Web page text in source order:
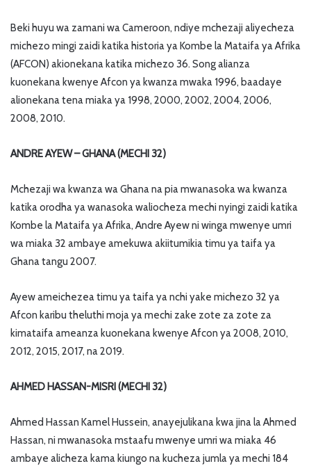
Beki huyu wa zamani wa Cameroon, ndiye mchezaji aliyecheza
michezo mingi zaidi katika historia ya Kombe la Mataifa ya Afrika
(AFCON) akionekana katika michezo 36. Song alianza
kuonekana kwenye Afcon ya kwanza mwaka 1996, baadaye
alionekana tena miaka ya 1998, 2000, 2002, 2004, 2006,
2008, 2010.
ANDRE AYEW – GHANA (MECHI 32)
Mchezaji wa kwanza wa Ghana na pia mwanasoka wa kwanza
katika orodha ya wanasoka waliocheza mechi nyingi zaidi katika
Kombe la Mataifa ya Afrika, Andre Ayew ni winga mwenye umri
wa miaka 32 ambaye amekuwa akiitumikia timu ya taifa ya
Ghana tangu 2007.
Ayew ameichezea timu ya taifa ya nchi yake michezo 32 ya
Afcon karibu theluthi moja ya mechi zake zote za zote za
kimataifa ameanza kuonekana kwenye Afcon ya 2008, 2010,
2012, 2015, 2017, na 2019.
AHMED HASSAN-MISRI (MECHI 32)
Ahmed Hassan Kamel Hussein, anayejulikana kwa jina la Ahmed
Hassan, ni mwanasoka mstaafu mwenye umri wa miaka 46
ambaye alicheza kama kiungo na kucheza jumla ya mechi 184